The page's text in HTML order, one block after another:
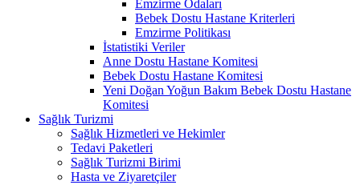
Emzirme Odaları
Bebek Dostu Hastane Kriterleri
Emzirme Politikası
İstatistiki Veriler
Anne Dostu Hastane Komitesi
Bebek Dostu Hastane Komitesi
Yeni Doğan Yoğun Bakım Bebek Dostu Hastane
Komitesi
Sağlık Turizmi
Sağlık Hizmetleri ve Hekimler
Tedavi Paketleri
Sağlık Turizmi Birimi
Hasta ve Ziyaretçiler